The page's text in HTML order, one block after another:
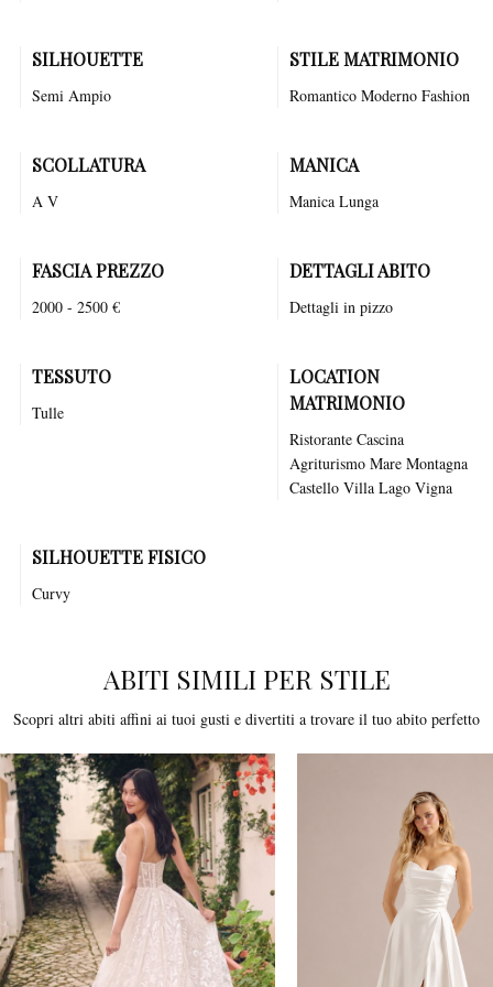
SILHOUETTE
Semi Ampio
STILE MATRIMONIO
Romantico Moderno Fashion
SCOLLATURA
A V
MANICA
Manica Lunga
FASCIA PREZZO
2000 - 2500 €
DETTAGLI ABITO
Dettagli in pizzo
TESSUTO
Tulle
LOCATION
MATRIMONIO
Ristorante Cascina
Agriturismo Mare Montagna
Castello Villa Lago Vigna
SILHOUETTE FISICO
Curvy
ABITI SIMILI PER STILE
Scopri altri abiti affini ai tuoi gusti e divertiti a trovare il tuo abito perfetto